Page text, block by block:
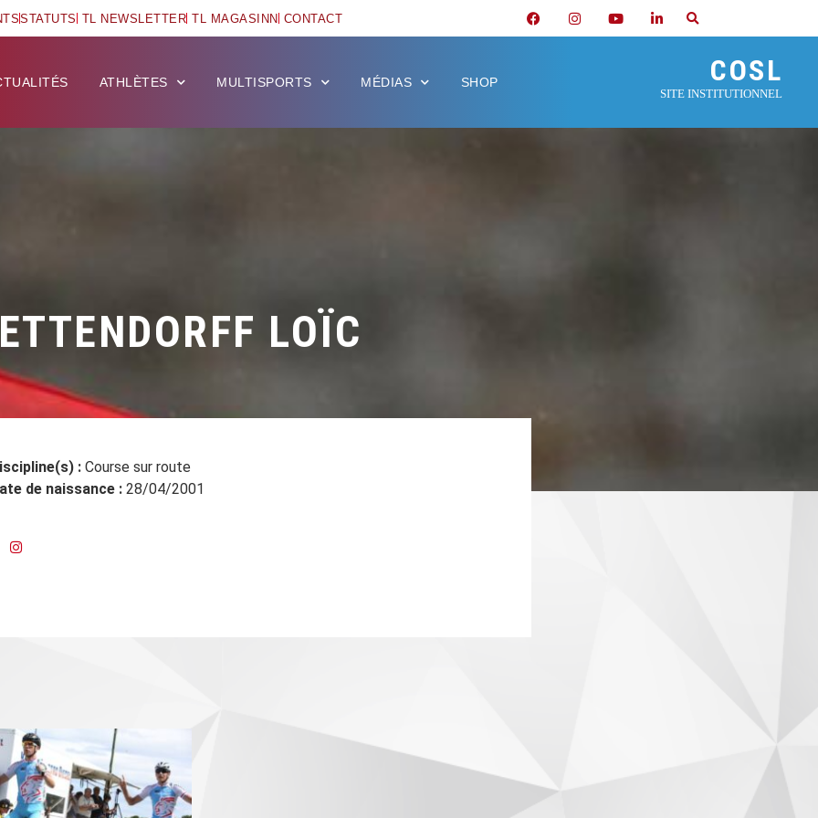
STATUTS TL NEWSLETTER TL MAGASINN CONTACT
ATHLÈTES MULTISPORTS MÉDIAS SHOP COSL
SITE INSTITUTIONNEL
LOÏC
:Course sur route
de naissance :28/04/2001